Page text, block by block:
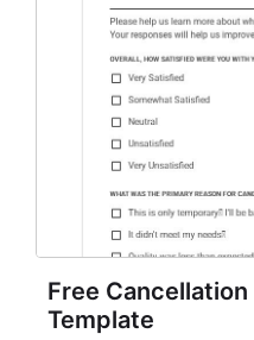
Free
Template